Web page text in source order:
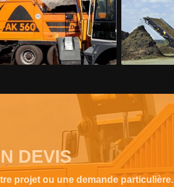
DEVIS
projet ou une demande particulière.